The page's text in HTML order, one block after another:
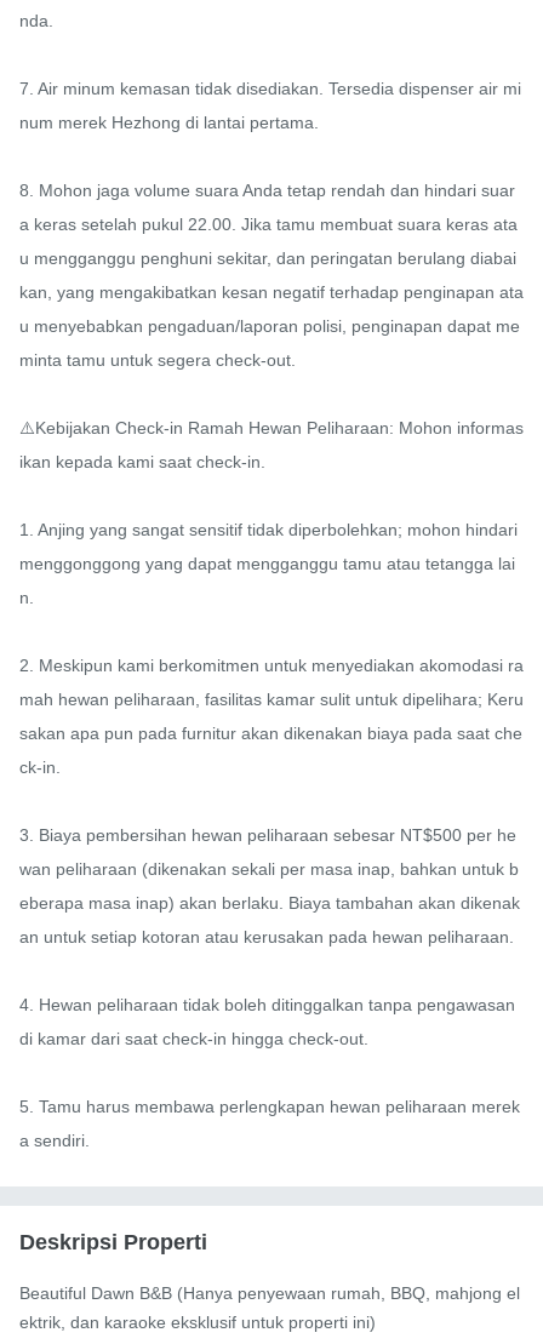
nda.
7. Air minum kemasan tidak disediakan. Tersedia dispenser air mi
num merek Hezhong di lantai pertama.
8. Mohon jaga volume suara Anda tetap rendah dan hindari suar
a keras setelah pukul 22.00. Jika tamu membuat suara keras ata
u mengganggu penghuni sekitar, dan peringatan berulang diabai
kan, yang mengakibatkan kesan negatif terhadap penginapan ata
u menyebabkan pengaduan/laporan polisi, penginapan dapat me
minta tamu untuk segera check-out.
⚠️Kebijakan Check-in Ramah Hewan Peliharaan: Mohon informas
ikan kepada kami saat check-in.
1. Anjing yang sangat sensitif tidak diperbolehkan; mohon hindari
menggonggong yang dapat mengganggu tamu atau tetangga lai
n.
2. Meskipun kami berkomitmen untuk menyediakan akomodasi ra
mah hewan peliharaan, fasilitas kamar sulit untuk dipelihara; Keru
sakan apa pun pada furnitur akan dikenakan biaya pada saat che
ck-in.
3. Biaya pembersihan hewan peliharaan sebesar NT$500 per he
wan peliharaan (dikenakan sekali per masa inap, bahkan untuk b
eberapa masa inap) akan berlaku. Biaya tambahan akan dikenak
an untuk setiap kotoran atau kerusakan pada hewan peliharaan.
4. Hewan peliharaan tidak boleh ditinggalkan tanpa pengawasan
di kamar dari saat check-in hingga check-out.
5. Tamu harus membawa perlengkapan hewan peliharaan merek
a sendiri.
Deskripsi Properti
Beautiful Dawn B&B (Hanya penyewaan rumah, BBQ, mahjong el
ektrik, dan karaoke eksklusif untuk properti ini)